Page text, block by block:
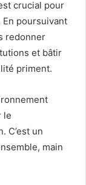
crucial pour
poursuivant
redonner
et bâtir
priment.
le
C’est un
main